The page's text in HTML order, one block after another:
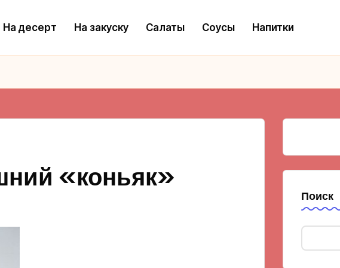
На десерт На закуску Салаты Соусы Напитки
«коньяк»
Поиск